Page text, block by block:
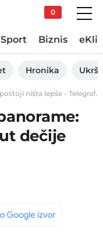
0
Sport Biznis
Hronika
ništa lepše -
dečije